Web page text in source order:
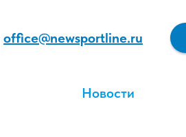
office@newsportline.ru
Новости